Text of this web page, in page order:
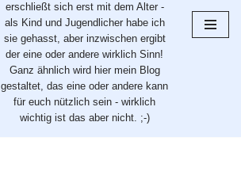
erschließt sich erst mit dem Alter -
als Kind und Jugendlicher habe ich
sie gehasst, aber inzwischen ergibt
der eine oder andere wirklich Sinn!
Ganz ähnlich wird hier mein Blog
gestaltet, das eine oder andere kann
für euch nützlich sein - wirklich
wichtig ist das aber nicht. ;-)